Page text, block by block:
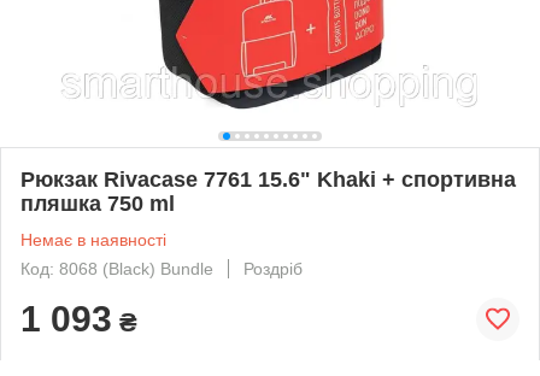
Рюкзак Rivacase 7761 15.6" Khaki + спортивна
пляшка 750 ml
Немає в наявності
Код: 8068 (Black) Bundle
Роздріб
1 093 ₴